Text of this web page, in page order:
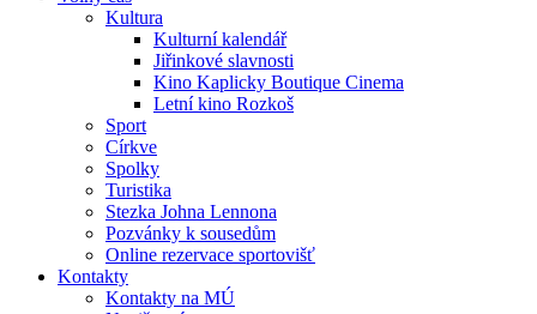
Kultura
Kulturní kalendář
Jiřinkové slavnosti
Kino Kaplicky Boutique Cinema
Letní kino Rozkoš
Sport
Církve
Spolky
Turistika
Stezka Johna Lennona
Pozvánky k sousedům
Online rezervace sportovišť
Kontakty
Kontakty na MÚ